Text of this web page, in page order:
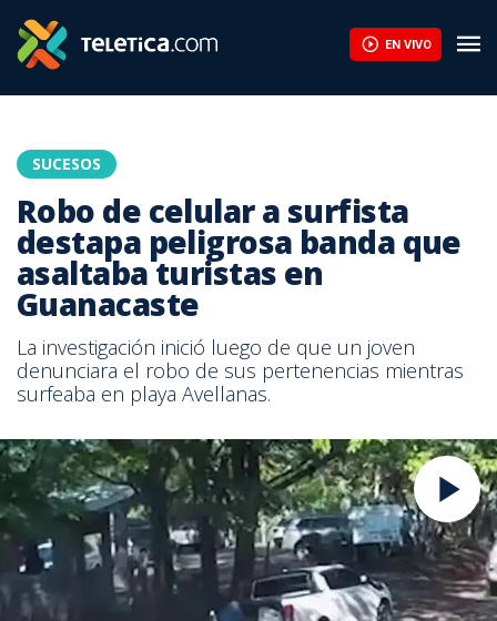
EN VIVO
SUCESOS
Robo de celular a surfista
destapa peligrosa banda que
asaltaba turistas en
Guanacaste
La investigación inició luego de que un joven
denunciara el robo de sus pertenencias mientras
surfeaba en playa Avellanas.